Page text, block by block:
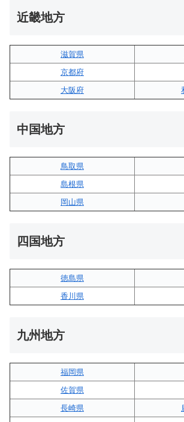
近畿地方
滋賀県
京都府
大阪府
中国地方
鳥取県
島根県
岡山県
四国地方
徳島県
香川県
九州地方
福岡県
佐賀県
長崎県